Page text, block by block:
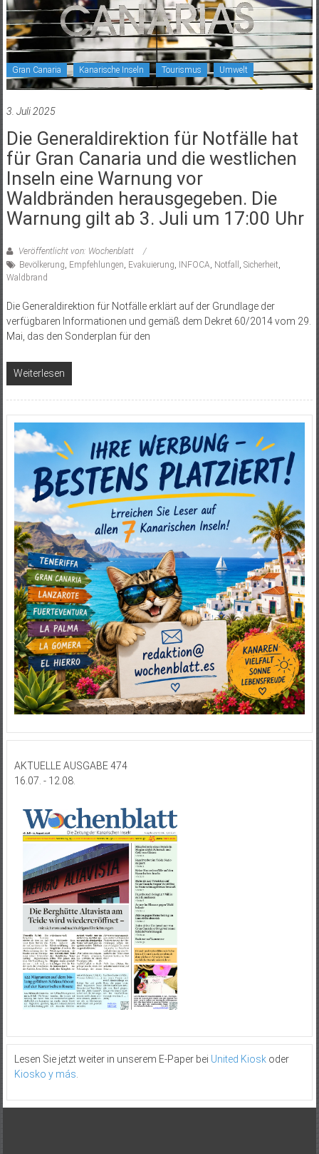
Gran Canaria Kanarische Inseln Tourismus Umwelt
3. Juli 2025
Die Generaldirektion für Notfälle hat
für Gran Canaria und die westlichen
Inseln eine Warnung vor
Waldbränden herausgegeben. Die
Warnung gilt ab 3. Juli um 17:00 Uhr
Veröffentlicht von: Wochenblatt
Bevölkerung, Empfehlungen, Evakuierung, INFOCA, Notfall , Sicherheit,
Waldbrand
Die Generaldirektion für Notfälle erklärt auf der Grundlage der
verfügbaren Informationen und gemäß dem Dekret 60/2014 vom 29.
Mai, das den Sonderplan für den
Weiterlesen
AKTUELLE AUSGABE 474
16.07. - 12.08.
Lesen Sie jetzt weiter in unserem E-Paper bei United Kioskoder
Kiosko y más